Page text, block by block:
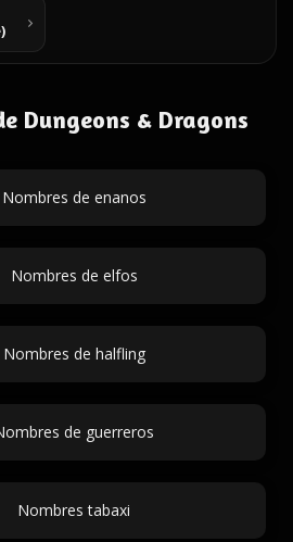
Dungeons & Dragons
Nombres de enanos
Nombres de elfos
Nombres de halfling
de guerreros
Nombres tabaxi